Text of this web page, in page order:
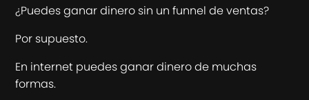
¿Puedes ganar dinero sin un funnel de ventas?
Por supuesto.
En internet puedes ganar dinero de muchas
formas.